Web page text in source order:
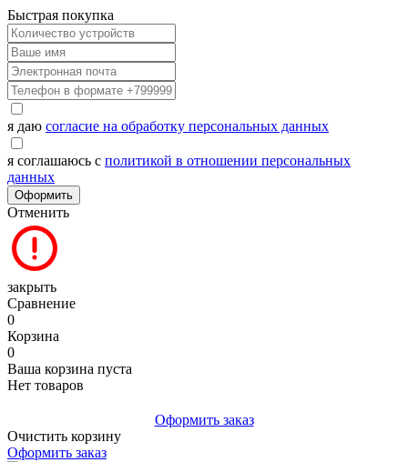
Быстрая покупка
я даю согласие на обработку персональных данных
я соглашаюсь с политикой в отношении персональных
данных
Оформить
Отменить
закрыть
Сравнение
0
Корзина
0
Ваша корзина пуста
Нет товаров
Оформить заказ
Очистить корзину
Оформить заказ